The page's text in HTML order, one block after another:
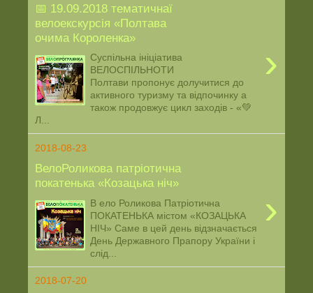
📅 19.09.2018 тематичнаї
велоекскурсія «Полтава
очима Короленка»
›
Суспільна ініціатива
ВЕЛОСПІЛЬНОТИ
Полтави пропонує долучитися до
активного туризму та відпочинку а
також продовжує цикл заходів - «💚
Л...
2018-08-23
ВелоРоликова патріотична
покатенька «Козацька ніч»
›
В ело Роликова Патріотична
ПОКАТЕНЬКА містом «КОЗАЦЬКА
НІЧ» Саме в цей день відзначається
День Державного Прапору України і
слід...
2018-07-20